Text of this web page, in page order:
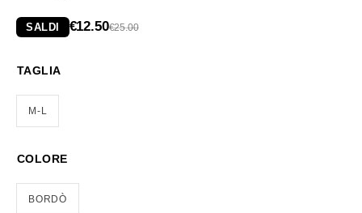
SALDI €25.00
€12.50
TAGLIA
M-L
COLORE
BORDÒ